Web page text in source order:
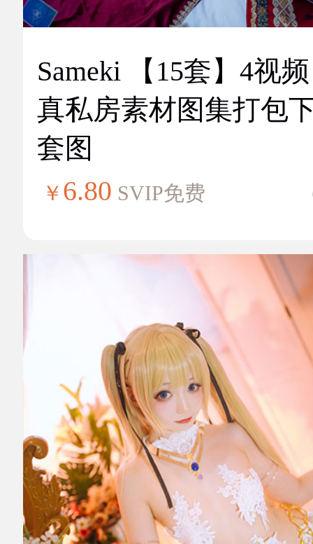
Sameki 【15套】4视
真私房素材图集打包
套图
￥ 6.80 SVIP免费